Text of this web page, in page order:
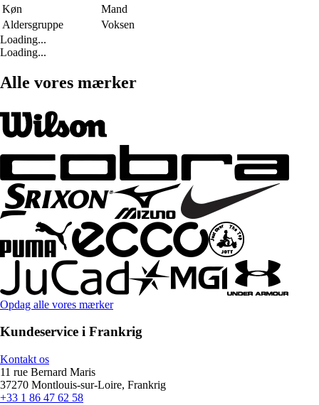
Køn
Mand
Aldersgruppe
Voksen
Loading...
Loading...
Alle vores mærker
Opdag alle vores mærker
Kundeservice i Frankrig
Kontakt os
11 rue Bernard Maris
37270 Montlouis-sur-Loire, Frankrig
+33 1 86 47 62 58